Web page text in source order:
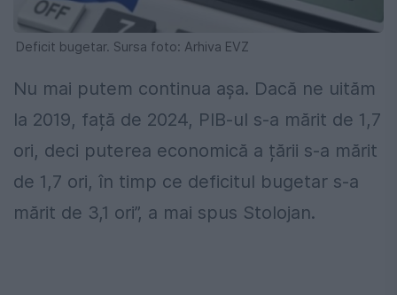
Deficit bugetar. Sursa foto: Arhiva EVZ
Nu mai putem continua așa. Dacă ne uităm
la 2019, față de 2024, PIB-ul s-a mărit de 1,7
ori, deci puterea economică a țării s-a mărit
de 1,7 ori, în timp ce deficitul bugetar s-a
mărit de 3,1 ori”, a mai spus Stolojan.